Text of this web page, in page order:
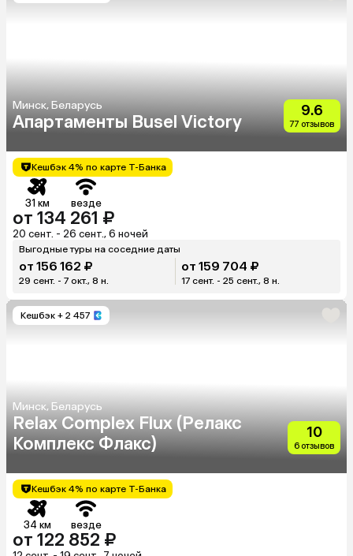
Минск, Беларусь
Апартаменты Busel Victory
9.6
77 отзывов
Кешбэк 4% по карте Т-Банка
31 км везде
от 134 261 ₽
20 сент. - 26 сент., 6 ночей
Выгодные туры на соседние даты
от 156 162 ₽
29 сент. - 7 окт., 8 н.
от 159 704 ₽
17 сент. - 25 сент., 8 н.
Кешбэк + 2 457
Минск, Беларусь
Relax Complex Flux (Релакс
Комплекс Флакс)
10
6 отзывов
Кешбэк 4% по карте Т-Банка
34 км везде
от 122 852 ₽